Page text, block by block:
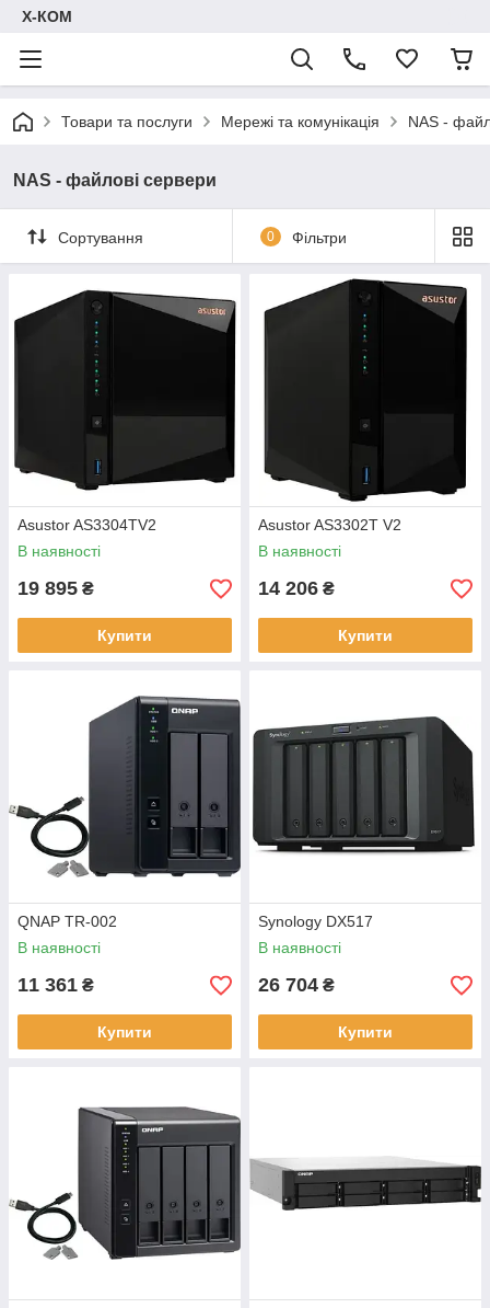
Х-КОМ
Товари та послуги Мережі та комунікація NAS -
NAS - файлові сервери
Сортування 0 Фільтри
Asustor AS3304TV2
В наявності
19 895 ₴
Купити
Asustor AS3302T V2
В наявності
14 206 ₴
Купити
QNAP TR-002
В наявності
11 361 ₴
Купити
Synology DX517
В наявності
26 704 ₴
Купити